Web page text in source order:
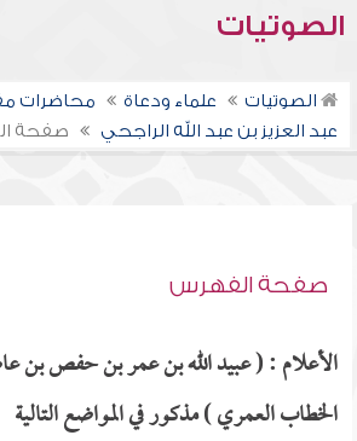
الصوتيات
الصوتيات علماء ودعاة
محاضرات
عبد العزيز بن عبد الله الراجحي
صفحة
صفحة الفهرس
الأعلام : ( عبيد الله بن عمر بن حفص بن
الخطاب العمري ) مذكور في المواضع التالية